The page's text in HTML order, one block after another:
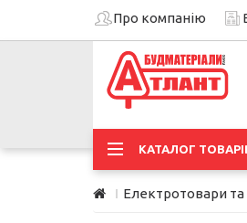
Про компанію
КАТАЛОГ
Електротовари та